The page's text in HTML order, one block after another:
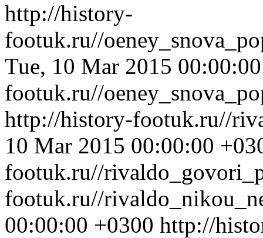
http://history-
footuk.ru//
Tue, 10 Mar 2015
footuk.ru//
http://history-footuk.ru//
10 Mar 2015 00:00:00
footuk.ru//
footuk.ru//
00:00:00 +0300 http://